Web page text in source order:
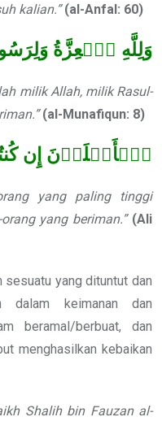
kalian.”(al-Anfal: 60)
وَلِلَّهِ ٱلۡعِزَّةُ
milik Allah, milik Rasul-
(al-Munafiqun: 8)
ٱلۡأَعۡلَوۡنَ إِن
yang paling tinggi
yang beriman.” (Ali
sesuatu yang dituntut dan
dalam keimanan dan
beramal/berbuat, dan
menghasilkan kebaikan
Shalih bin Fauzan al-